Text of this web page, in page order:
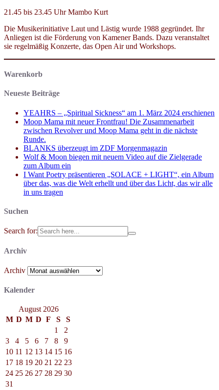
21.45 bis 23.45 Uhr Mambo Kurt
Die Musikerinitiative Laut und Lästig wurde 1988 gegründet. Ihr
Anliegen ist die Förderung von Kamener Bands. Dazu veranstaltet
sie regelmäßig Konzerte, das Open Air und Workshops.
Warenkorb
Neueste Beiträge
YEAHRS – „Spiritual Sickness“ am 1. März 2024 erschienen
Moop Mama mit neuer Frontfrau! Die Zusammenarbeit
zwischen Revolver und Moop Mama geht in die nächste
Runde.
BLANKS überzeugt im ZDF Morgenmagazin
Wolf & Moon biegen mit neuem Video auf die Zielgerade
zum Album ein
I Want Poetry präsentieren „SOLACE + LIGHT“, ein Album
über das, was die Welt erhellt und über das Licht, das wir alle
in uns tragen
Suchen
Search for:
Archiv
Archiv
Kalender
August 2026
M D M D F S
S
1
2
3
4 5 6 7 8
9
10 11 12 13 14 15 16
17 18 19 20 21 22 23
24 25 26 27 28 29 30
31